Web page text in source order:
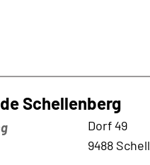
Schellenberg
Dorf 49
9488